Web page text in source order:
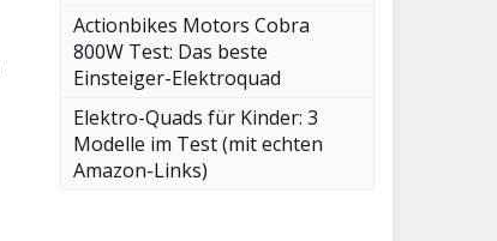
Actionbikes Motors Cobra
800W Test: Das beste
Einsteiger-Elektroquad
Elektro-Quads für Kinder: 3
Modelle im Test (mit echten
Amazon-Links)